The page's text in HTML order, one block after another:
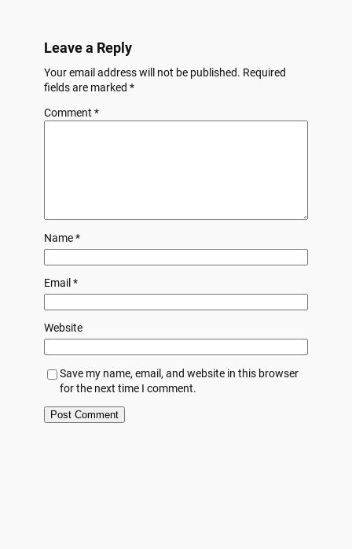
Leave a Reply
Your email address will not be published. Required
fields are marked *
Comment *
Name*
Email *
Website
Save my name, email, and website in this browser
for the next time I comment.